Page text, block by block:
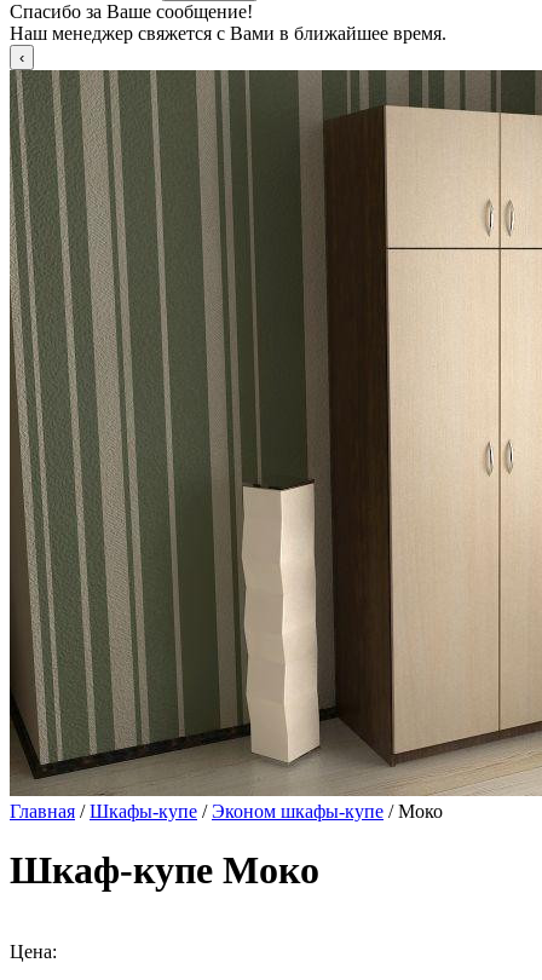
Спасибо за Ваше сообщение!
Наш менеджер свяжется с Вами в ближайшее время.
Главная /Шкафы-купе /Эконом шкафы-купе / Моко
Шкаф-купе Моко
Цена: